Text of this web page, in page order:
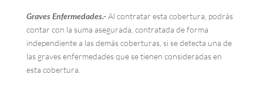
Graves Enfermedades.- Al contratar esta cobertura, podrás
contar con la suma asegurada, contratada de forma
independiente a las demás coberturas, si se detecta una de
las graves enfermedades que se tienen consideradas en
esta cobertura.